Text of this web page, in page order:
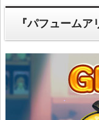
『パフューム